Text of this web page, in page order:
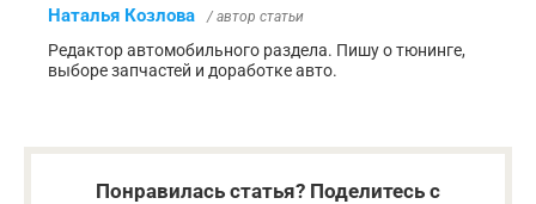
Наталья Козлова / автор статьи
Редактор автомобильного раздела. Пишу о тюнинге,
выборе запчастей и доработке авто.
Понравилась статья? Поделитесь с